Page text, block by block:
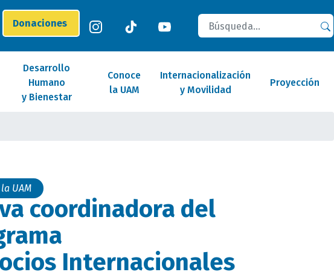
Donaciones
Buscar
Desarrollo
Humano
y Bienestar
Conoce
la UAM
Internacionalización
y Movilidad
Proyección
UAM
coordinadora del
Internacionales